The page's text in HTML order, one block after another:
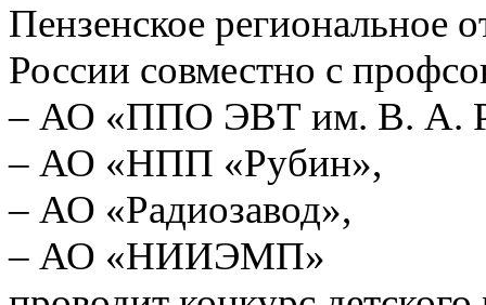
Пензенское региональное
России совместно с
– АО «ППО ЭВТ им. В. А.
– АО «НПП «Рубин»,
– АО «Радиозавод»,
– АО «НИИЭМП»